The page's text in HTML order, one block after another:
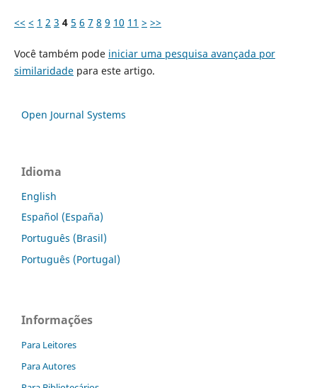
<< < 1 2 3 4 5 6 7 8 9 10 11 > >>
Você também pode iniciar uma pesquisa avançada por
similaridadepara este artigo.
Open Journal Systems
Idioma
English
Español (España)
Português (Brasil)
Português (Portugal)
Informações
Para Leitores
Para Autores